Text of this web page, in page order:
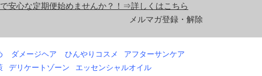
安心な定期便始めませんか？！⇒詳しくはこちら
メルマガ登録・解除
ダメージヘア ひんやりコスメ
アフターサンケア
デリケートゾーン
エッセンシャルオイル